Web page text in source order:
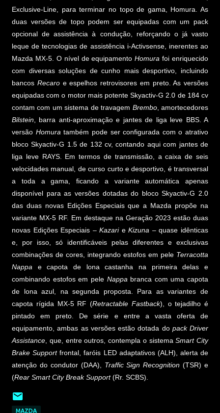
Exclusive-Line, para terminar no topo de gama, Homura. As
duas versões de topo podem ser equipadas com um pack
opcional de assistência à condução, reforçando o já vasto
leque de tecnologias de assistência i-Activsense, inerentes ao
Mazda MX-5. O nível de equipamentoHomura foi enriquecido
com diversas soluções de cunho mais desportivo, incluindo
bancos Recaroe espelhos retrovisores em preto. As versões
equipadas com o motor mais potente Skyactiv-G 2.0 de 184 cv
contam com um sistema de travagem Brembo, amortecedores
Bilstein , barra anti-aproximação e jantes de liga leve BBS. A
versão Homura também pode ser configurada com o atrativo
bloco Skyactiv-G 1.5 de 132 cv, contando aqui com jantes de
liga leve RAYS. Em termos de transmissão, a caixa de seis
velocidades manual, de curso curto e desportivo, é transversal
a toda a gama, ficando a variante automática apenas
disponível para as versões dotadas do bloco Skyactiv-G 2.0
das duas novas Edições Especiais que a Mazda propõe na
variante MX-5 RF. Em destaque na Geração 2023 estão duas
novas Edições Especiais –KazarieKizuna – quase idênticas
e, por isso, só identificáveis pelas diferentes e exclusivas
combinações de cores, integrando estofos em pele Terracotta
Nappa e capota de lona castanha na primeira delas e
combinando estofos em pele Nappa branca com uma capota
de lona azul, na segunda proposta. Para as variantes de
capota rígida MX-5 RF (Retractable Fastback), o tejadilho é
pintado em preto. De série e entre a vasta oferta de
equipamento, ambas as versões estão dotada do pack Driver
Assistance , que, entre outros, contempla o sistemaSmart City
Brake Supportfrontal, faróis LED adaptativos (ALH), alerta de
atenção do condutor (DAA), Traffic Sign Recognition (TSR) e
(Rear Smart City Break Support(Rr. SCBS).
MAZDA